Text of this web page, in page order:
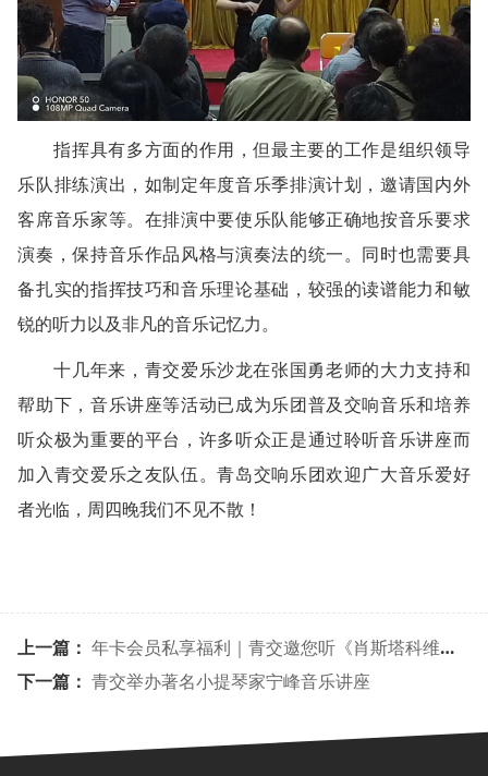
指挥具有多方面的作用，但最主要的工作是组织领导
乐队排练演出，如制定年度音乐季排演计划，邀请国内外
客席音乐家等。在排演中要使乐队能够正确地按音乐要求
演奏，保持音乐作品风格与演奏法的统一。同时也需要具
备扎实的指挥技巧和音乐理论基础，较强的读谱能力和敏
锐的听力以及非凡的音乐记忆力。
十几年来，青交爱乐沙龙在张国勇老师的大力支持和
帮助下，音乐讲座等活动已成为乐团普及交响音乐和培养
听众极为重要的平台，许多听众正是通过聆听音乐讲座而
加入青交爱乐之友队伍。青岛交响乐团欢迎广大音乐爱好
者光临，周四晚我们不见不散！
上一篇： 年卡会员私享福利｜青交邀您听《肖斯塔科维奇作品专场》音乐会
下一篇： 青交举办著名小提琴家宁峰音乐讲座